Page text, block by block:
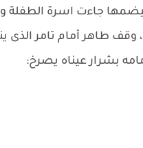
جاءت اسرة الطفلة
وقف طاهر أمام تامر الذى
بشرار عيناه يصرخ: